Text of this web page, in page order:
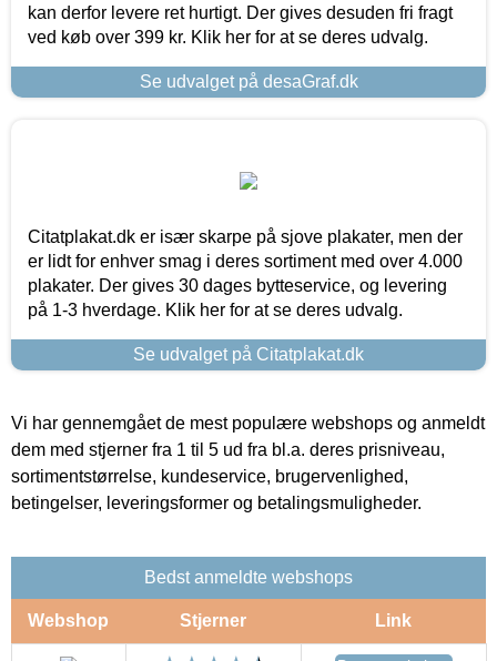
kan derfor levere ret hurtigt. Der gives desuden fri fragt
ved køb over 399 kr. Klik her for at se deres udvalg.
Se udvalget på desaGraf.dk
Citatplakat.dk er især skarpe på sjove plakater, men der
er lidt for enhver smag i deres sortiment med over 4.000
plakater. Der gives 30 dages bytteservice, og levering
på 1-3 hverdage. Klik her for at se deres udvalg.
Se udvalget på Citatplakat.dk
Vi har gennemgået de mest populære webshops og anmeldt
dem med stjerner fra 1 til 5 ud fra bl.a. deres prisniveau,
sortimentstørrelse, kundeservice, brugervenlighed,
betingelser, leveringsformer og betalingsmuligheder.
Bedst anmeldte webshops
Webshop Stjerner Link